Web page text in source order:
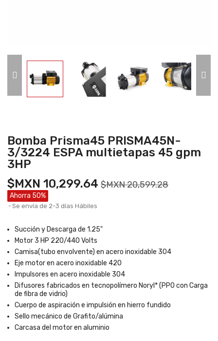
Bomba Prisma45 PRISMA45N-
3/3224 ESPA multietapas 45 gpm
3HP
$MXN 10,299.64 $MXN 20,599.28
Ahorra 50%
Se envía de 2-3 días Hábiles
Succión y Descarga de 1.25"
Motor 3 HP 220/440 Volts
Camisa(tubo envolvente) en acero inoxidable 304
Eje motor en acero inoxidable 420
Impulsores en acero inoxidable 304
Difusores fabricados en tecnopolímero Noryl* (PPO con Carga
de fibra de vidrio)
Cuerpo de aspiración e impulsión en hierro fundido
Sello mecánico de Grafito/alúmina
Carcasa del motor en aluminio